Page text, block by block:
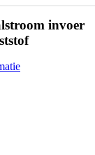
invoer